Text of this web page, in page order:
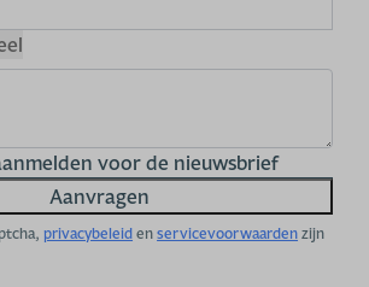
voor de nieuwsbrief
Aanvragen
privacybeleidenservicevoorwaardenzijn